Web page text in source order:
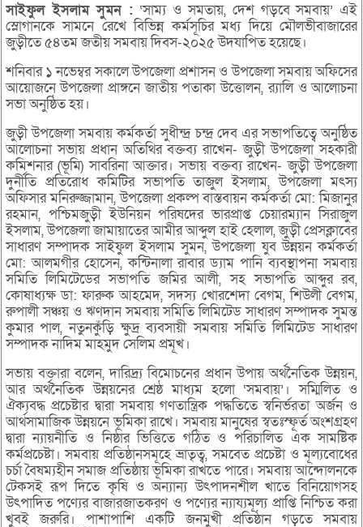
সাইফুলইসলামসুমন : ‘সাম্য ও সমতায়, দেশ গড়বে সমবায়’ এই
স্লোগানকে সামনে রেখে বিভিন্ন কর্মসূচির মধ্য দিয়ে মৌলভীবাজারের
জুড়ীতে ৫৪তম জতীয় সমবায় দিবস-২০২৫ উদযাপিত হয়েছে।
শনিবার ১ নভেম্বর সকালে উপজেলা প্রশাসন ও উপজেলা সমবায় অফিসের
আয়োজনে উপজেলা প্রাঙ্গনে জাতীয় পতাকা উত্তোলন, র‌্যালি ও আলোচনা
সভা অনুষ্ঠিত হয়।
জুড়ী উপজেলা সমবায় কর্মকর্তা সুধীন্দ্র চন্দ্র দেব এর সভাপতিত্বে অনুষ্ঠিত
আলোচনা সভায় প্রধান অতিথির বক্তব্য রাখেন- জুড়ী উপজেলা সহকারী
কমিশনার (ভূমি) সাবরিনা আক্তার। সভায় বক্তব্য রাখেন- জুড়ী উপজেলা
দুর্নীতি প্রতিরোধ কমিটির সভাপতি তাজুল ইসলাম, উপজেলা মৎস্য
অফিসার মনিরুজ্জামান, উপজেলা প্রকল্প বাস্তবায়ন কর্মকর্তা মো: মিজানুর
রহমান, পশ্চিমজুড়ী ইউনিয়ন পরিষদের ভারপ্রাপ্ত চেয়ারম্যান সিরাজুল
ইসলাম, উপজেলা জামায়াতের আমীর আব্দুল হাই হেলাল, জুড়ী প্রেসক্লাবের
সাধারণ সম্পাদক সাইফুল ইসলাম সুমন, উপজেলা যুব উন্নয়ন কর্মকর্তা
মো: আলমগীর হোসেন, কন্টিনালা রাবার ড্যাম পানি ব্যবস্থাপনা সমবায়
সমিতি লিমিটেডের সভাপতি জমির আলী, সহ সভাপতি আব্দুর রব,
কোষাধ্যক্ষ ডা: ফারুক আহমেদ, সদস্য খোরশেদা বেগম, শিউলী বেগম,
রুপালী সঞ্চয় ও ঋণদান সমবায় সমিতি লিমিটেড সাধারণ সম্পাদক সুমন্ত
কুমার পাল, নতুনকুঁড়ি ক্ষুদ্র ব্যবসায়ী সমবায় সমিতি লিমিটেড সাধারণ
সম্পাদক নাদিম মাহমুদ সেলিম প্রমূখ।
সভায় বক্তারা বলেন, দারিদ্র্য বিমোচনের প্রধান উপায় অর্থনৈতিক উন্নয়ন,
আর অর্থনৈতিক উন্নয়নের শ্রেষ্ঠ মাধ্যম হলো ‘সমবায়’। সম্মিলিত ও
ঐক্যবদ্ধ প্রচেষ্টার দ্বারা সমবায় গণতান্ত্রিক পদ্ধতিতে স্বনির্ভরতা অর্জন ও
আর্থসামাজিক উন্নয়নে ভূমিকা রাখে। সমবায় মানুষের স্বতঃস্ফূর্ত অংশগ্রহণ
দ্বারা ন্যায়নীতি ও নিষ্ঠার ভিত্তিতে গঠিত ও পরিচালিত এক সামষ্টিক
কর্মপ্রচেষ্টা। সমবায় প্রতিষ্ঠানসমূহে ভ্রাতৃত্ব, সমবেত প্রচেষ্টা ও মূল্যবোধের
চর্চা বৈষম্যহীন সমাজ প্রতিষ্ঠায় ভূমিকা রাখতে পারে। সমবায় আন্দোলনকে
টেকসই রূপ দিতে কৃষি ও অন্যান্য উৎপাদনশীল খাতে বিনিয়োগসহ
উৎপাদিত পণ্যের বাজারজাতকরণ ও পণ্যের ন্যায্যমূল্য প্রাপ্তি নিশ্চিত করা
খুবই জরুরি। পাশাপাশি একটি জনমুখী প্রতিষ্ঠান গড়তে সমবায়